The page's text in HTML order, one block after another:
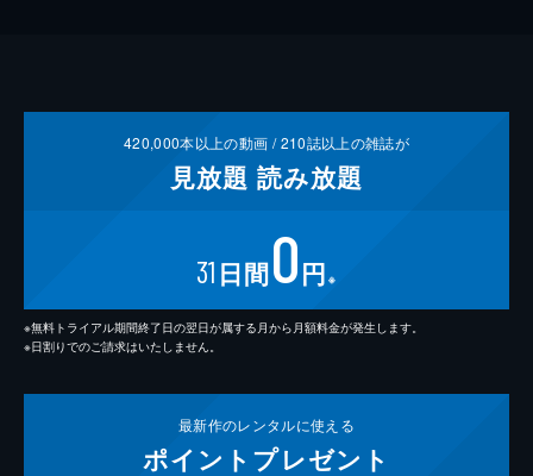
420,000本以上の動画 /210誌以上の雑誌が
見放題 読み放題
31 日間0円 ※
※無料トライアル期間終了日の翌日が属する月から月額料金が発生します。
※日割りでのご請求はいたしません。
最新作のレンタルに使える
ポイント プレゼント